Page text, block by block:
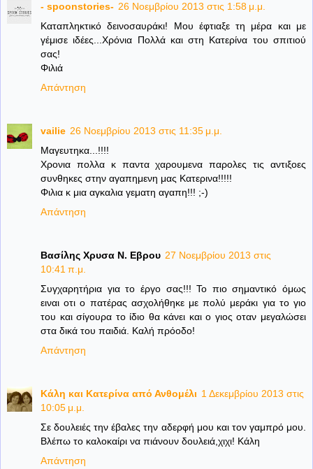
- spoonstories- 26 Νοεμβρίου 2013 στις 1:58 μ.μ.
Καταπληκτικό δεινοσαυράκι! Μου έφτιαξε τη μέρα και με
γέμισε ιδέες...Χρόνια Πολλά και στη Κατερίνα του σπιτιού
σας!
Φιλιά
Απάντηση
vailie 26 Νοεμβρίου 2013 στις 11:35 μ.μ.
Μαγευτηκα...!!!!
Χρονια πολλα κ παντα χαρουμενα παρολες τις αντιξοες
συνθηκες στην αγαπημενη μας Κατερινα!!!!!
Φιλια κ μια αγκαλια γεματη αγαπη!!! ;-)
Απάντηση
Βασίλης Χρυσα Ν. Εβρου 27 Νοεμβρίου 2013 στις
10:41 π.μ.
Συγχαρητήρια για το έργο σας!!! Το πιο σημαντικό όμως
ειναι οτι ο πατέρας ασχολήθηκε με πολύ μεράκι για το γιο
του και σίγουρα το ίδιο θα κάνει και ο γιος οταν μεγαλώσει
στα δικά του παιδιά. Καλή πρόοδο!
Απάντηση
Κάλη και Κατερίνα από Ανθομέλι 1 Δεκεμβρίου 2013 στις
10:05 μ.μ.
Σε δουλειές την έβαλες την αδερφή μου και τον γαμπρό μου.
Βλέπω το καλοκαίρι να πιάνουν δουλειά,χιχι! Κάλη
Απάντηση